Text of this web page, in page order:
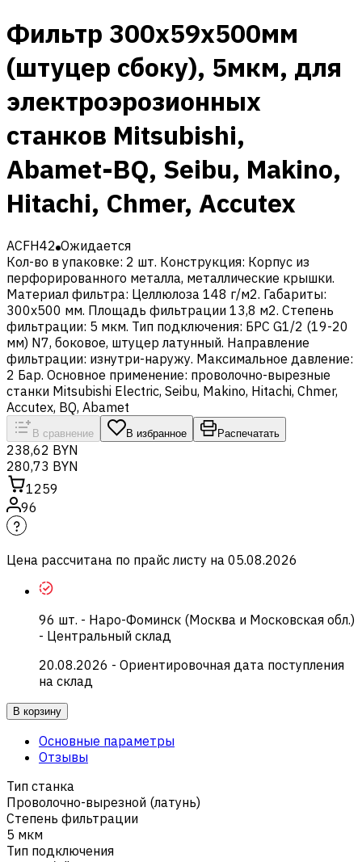
Фильтр 300x59x500мм
(штуцер сбоку), 5мкм, для
электроэрозионных
станков Mitsubishi,
Abamet-BQ, Seibu, Makino,
Hitachi, Chmer, Accutex
ACFH42 Ожидается
Кол-во в упаковке: 2 шт. Конструкция: Корпус из
перфорированного металла, металлические крышки.
Материал фильтра: Целлюлоза 148 г/м2. Габариты:
300х500 мм. Площадь фильтрации 13,8 м2. Степень
фильтрации: 5 мкм. Тип подключения: БРС G1/2 (19-20
мм) N7, боковое, штуцер латунный. Направление
фильтрации: изнутри-наружу. Максимальное давление:
2 Бар. Основное применение: проволочно-вырезные
станки Mitsubishi Electric, Seibu, Makino, Hitachi, Chmer,
Accutex, BQ, Abamet
В сравнение В избранное Распечатать
238,62 BYN
280,73 BYN
1259
96
Цена рассчитана по прайс листу на 05.08.2026
96 шт. - Наро-Фоминск (Москва и Московская обл.)
- Центральный склад
20.08.2026 - Ориентировочная дата поступления
на склад
В корзину
Основные параметры
Отзывы
Тип станка
Проволочно-вырезной (латунь)
Степень фильтрации
5 мкм
Тип подключения